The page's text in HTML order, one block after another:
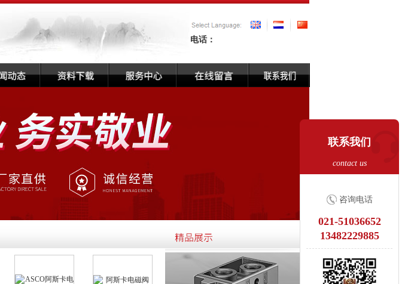
电话：
联系我们
contact us
咨询电话
021-51036652
13482229885